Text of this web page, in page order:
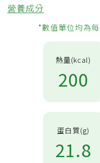
營養成分
*數值單位均為
熱量(kcal)
200
蛋白質(g)
21.8